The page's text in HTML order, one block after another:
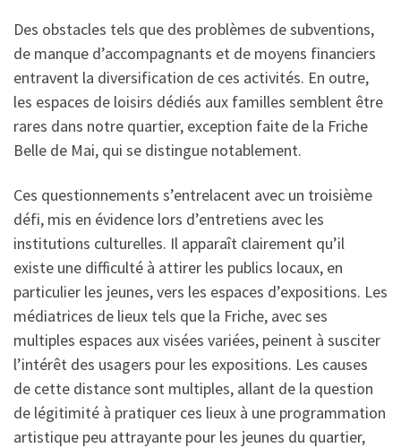
Des obstacles tels que des problèmes de subventions,
de manque d’accompagnants et de moyens financiers
entravent la diversification de ces activités. En outre,
les espaces de loisirs dédiés aux familles semblent être
rares dans notre quartier, exception faite de la Friche
Belle de Mai, qui se distingue notablement.
Ces questionnements s’entrelacent avec un troisième
défi, mis en évidence lors d’entretiens avec les
institutions culturelles. Il apparaît clairement qu’il
existe une difficulté à attirer les publics locaux, en
particulier les jeunes, vers les espaces d’expositions. Les
médiatrices de lieux tels que la Friche, avec ses
multiples espaces aux visées variées, peinent à susciter
l’intérêt des usagers pour les expositions. Les causes
de cette distance sont multiples, allant de la question
de légitimité à pratiquer ces lieux à une programmation
artistique peu attrayante pour les jeunes du quartier,